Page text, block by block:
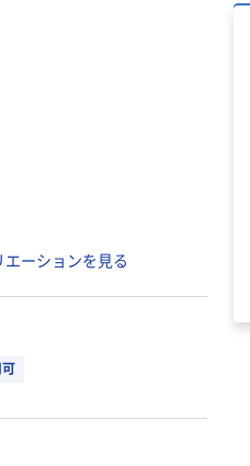
エーションを見る